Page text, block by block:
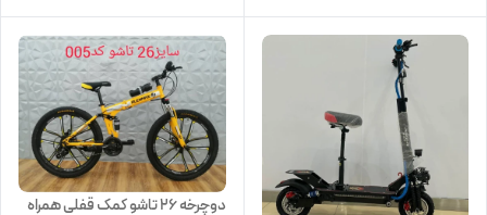
دوچرخه ۲۶ تاشو کمک قفلی همراه